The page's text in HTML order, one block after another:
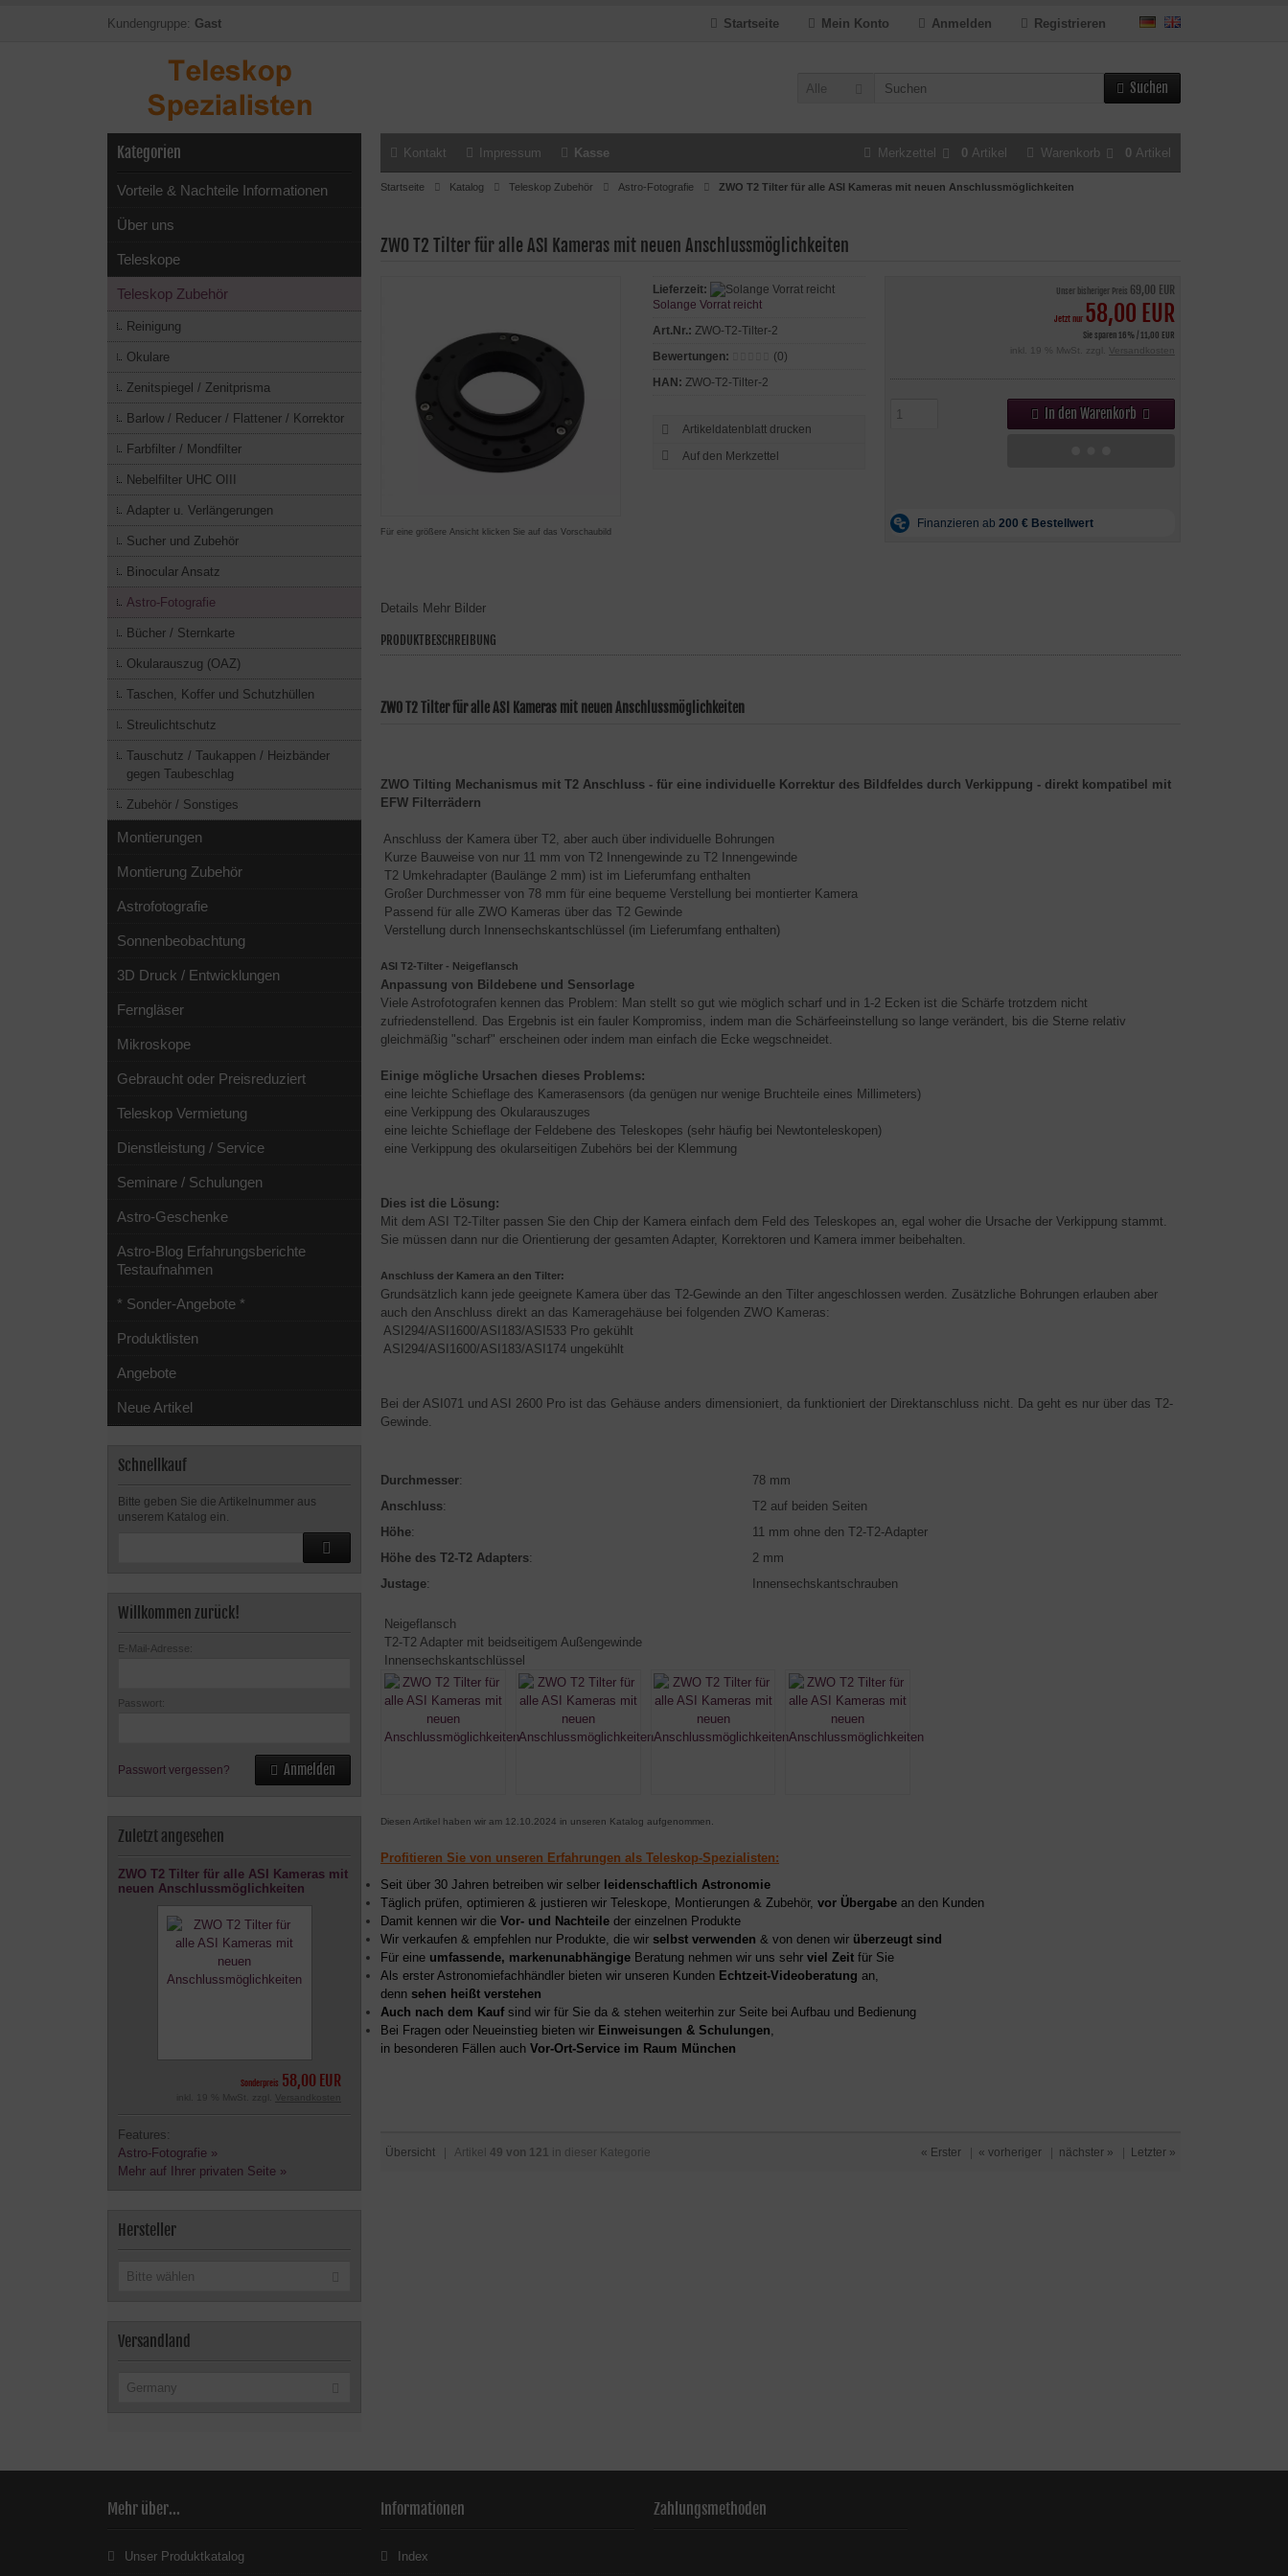
Kundengruppe: Gast Registrieren
Anmelden
Mein Konto
Startseite
Alle Suchen
Kontakt Impressum Kasse Warenkorb 0 Artikel
Merkzettel 0 Artikel
Startseite Katalog Teleskop Zubehör Astro-Fotografie ZWO T2 Tilter für alle ASI Kameras mit neuen Anschlussmöglichkeiten
ZWO T2 Tilter für alle ASI Kameras mit neuen Anschlussmöglichkeiten
Für eine größere Ansicht klicken Sie auf das Vorschaubild
Unser bisheriger Preis 69,00 EUR
Jetzt nur 58,00 EUR
Sie sparen 16% / 11,00 EUR
inkl. 19 % MwSt. zzgl.
Versandkosten
In den Warenkorb
Lieferzeit:
Solange Vorrat reicht
Art.Nr.: ZWO-T2-Tilter-2
Bewertungen:
(0)
HAN: ZWO-T2-Tilter-2
Artikeldatenblatt drucken
Details Mehr Bilder
PRODUKTBESCHREIBUNG
ZWO T2 Tilter für alle ASI Kameras mit neuen Anschlussmöglichkeiten
ZWO Tilting Mechanismus mit T2 Anschluss - für eine individuelle Korrektur des Bildfeldes durch Verkippung - direkt kompatibel mit
EFW Filterrädern
Anschluss der Kamera über T2, aber auch über individuelle Bohrungen
Kurze Bauweise von nur 11 mm von T2 Innengewinde zu T2 Innengewinde
T2 Umkehradapter (Baulänge 2 mm) ist im Lieferumfang enthalten
Großer Durchmesser von 78 mm für eine bequeme Verstellung bei montierter Kamera
Passend für alle ZWO Kameras über das T2 Gewinde
Verstellung durch Innensechskantschlüssel (im Lieferumfang enthalten)
ASI T2-Tilter - Neigeflansch
Anpassung von Bildebene und Sensorlage
Viele Astrofotografen kennen das Problem: Man stellt so gut wie möglich scharf und in 1-2 Ecken ist die Schärfe trotzdem nicht
zufriedenstellend. Das Ergebnis ist ein fauler Kompromiss, indem man die Schärfeeinstellung so lange verändert, bis die Sterne relativ
gleichmäßig "scharf" erscheinen oder indem man einfach die Ecke wegschneidet.
Einige mögliche Ursachen dieses Problems:
eine leichte Schieflage des Kamerasensors (da genügen nur wenige Bruchteile eines Millimeters)
eine Verkippung des Okularauszuges
eine leichte Schieflage der Feldebene des Teleskopes (sehr häufig bei Newtonteleskopen)
eine Verkippung des okularseitigen Zubehörs bei der Klemmung
Dies ist die Lösung:
Mit dem ASI T2-Tilter passen Sie den Chip der Kamera einfach dem Feld des Teleskopes an, egal woher die Ursache der Verkippung stammt.
Sie müssen dann nur die Orientierung der gesamten Adapter, Korrektoren und Kamera immer beibehalten.
Anschluss der Kamera an den Tilter:
Grundsätzlich kann jede geeignete Kamera über das T2-Gewinde an den Tilter angeschlossen werden. Zusätzliche Bohrungen erlauben aber
auch den Anschluss direkt an das Kameragehäuse bei folgenden ZWO Kameras:
ASI294/ASI1600/ASI183/ASI533 Pro gekühlt
ASI294/ASI1600/ASI183/ASI174 ungekühlt
Bei der ASI071 und ASI 2600 Pro ist das Gehäuse anders dimensioniert, da funktioniert der Direktanschluss nicht. Da geht es nur über das T2-
Gewinde.
Durchmesser:
78 mm
Anschluss:
T2 auf beiden Seiten
Höhe:
11 mm ohne den T2-T2-Adapter
Höhe des T2-T2 Adapters:
2 mm
Justage: Innensechskantschrauben
Neigeflansch
T2-T2 Adapter mit beidseitigem Außengewinde
Innensechskantschlüssel
Diesen Artikel haben wir am 12.10.2024 in unseren Katalog aufgenommen.
Profitieren Sie von unseren Erfahrungen als Teleskop-Spezialisten:
Seit über 30 Jahren betreiben wir selber leidenschaftlich Astronomie
Täglich prüfen, optimieren & justieren wir Teleskope, Montierungen & Zubehör, vor Übergabe an den Kunden
Damit kennen wir die Vor- und Nachteile der einzelnen Produkte
Wir verkaufen & empfehlen nur Produkte, die wir selbst verwenden & von denen wir überzeugt sind
Für eine umfassende, markenunabhängige Beratung nehmen wir uns sehr viel Zeit für Sie
Als erster Astronomiefachhändler bieten wir unseren Kunden Echtzeit-Videoberatung an,
denn sehen heißt verstehen
Auch nach dem Kaufsind wir für Sie da & stehen weiterhin zur Seite bei Aufbau und Bedienung
Bei Fragen oder Neueinstieg bieten wir Einweisungen & Schulungen
in besonderen Fällen auch Vor-Ort-Service im Raum München
Übersicht | Artikel 49 von 121 in dieser Kategorie « Erster | « vorheriger | nächster » | Letzter »
Kategorien
Vorteile & Nachteile Informationen
Über uns
Teleskope
Teleskop Zubehör
Reinigung
Okulare
Zenitspiegel / Zenitprisma
Barlow / Reducer / Flattener / Korrektor
Farbfilter / Mondfilter
Nebelfilter UHC OIII
Adapter u. Verlängerungen
Sucher und Zubehör
Binocular Ansatz
Astro-Fotografie
Bücher / Sternkarte
Okularauszug (OAZ)
Taschen, Koffer und Schutzhüllen
Streulichtschutz
Tauschutz / Taukappen / Heizbänder
gegen Taubeschlag
Zubehör / Sonstiges
Montierungen
Montierung Zubehör
Astrofotografie
Sonnenbeobachtung
3D Druck / Entwicklungen
Ferngläser
Mikroskope
Gebraucht oder Preisreduziert
Teleskop Vermietung
Dienstleistung / Service
Seminare / Schulungen
Astro-Geschenke
Astro-Blog Erfahrungsberichte
Testaufnahmen
* Sonder-Angebote *
Produktlisten
Angebote
Neue Artikel
Schnellkauf
Bitte geben Sie die Artikelnummer aus
unserem Katalog ein.
Willkommen zurück!
E-Mail-Adresse:
Passwort:
Passwort vergessen? Anmelden
Zuletzt angesehen
ZWO T2 Tilter für alle ASI Kameras mit
neuen Anschlussmöglichkeiten
Sonderpreis 58,00 EUR
inkl. 19 % MwSt. zzgl.
Features:
Astro-Fotografie »
Mehr auf Ihrer privaten Seite »
Hersteller
Bitte wählen
Versandland
Germany
Mehr über...
Unser Produktkatalog
Informationen
Index
Zahlungsmethoden